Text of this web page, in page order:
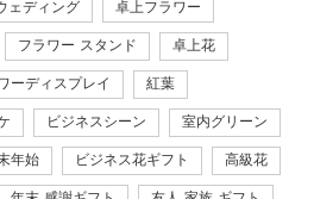
ェディング 卓上フラワー
フラワー スタンド 卓上花
ーディスプレイ 紅葉
ビジネスシーン 室内グリーン
年始 ビジネス花ギフト 高級花